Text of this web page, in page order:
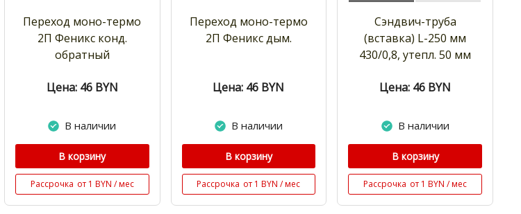
Переход моно-термо
2П Феникс конд.
обратный
Цена: 46 BYN
В наличии
В корзину
Рассрочка от 1 BYN / мес
Переход моно-термо
2П Феникс дым.
Цена: 46 BYN
В наличии
В корзину
Рассрочка от 1 BYN / мес
Сэндвич-труба
(вставка) L-250 мм
430/0,8, утепл. 50 мм
Цена: 46 BYN
В наличии
В корзину
Рассрочка от 1 BYN / мес